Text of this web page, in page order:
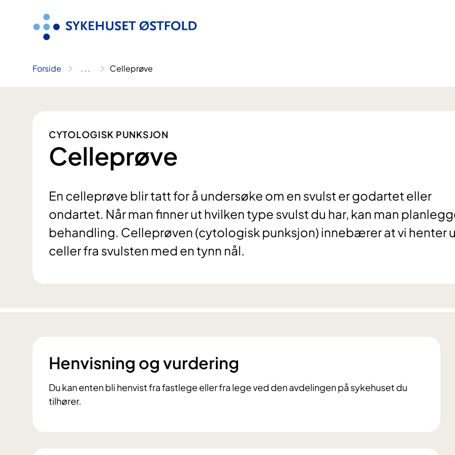
Forside .. . Celleprøve
CYTOLOGISK PUNKSJON
Celleprøve
En celleprøve blir tatt for å undersøke om en svulst er godartet eller
ondartet. Når man finner ut hvilken type svulst du har, kan man
behandling. Celleprøven (cytologisk punksjon) innebærer at vi henter
celler fra svulsten med en tynn nål.
Henvisning og vurdering
Du kan enten bli henvist fra fastlege eller fra lege ved den avdelingen på sykehuset du
tilhører.